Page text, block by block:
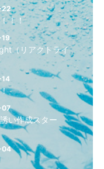
22
！！
（リアクトライ
い作成スター
04